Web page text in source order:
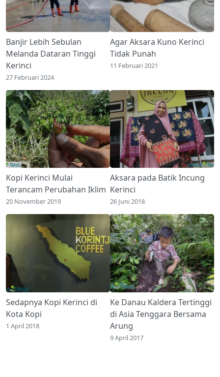
Banjir Lebih Sebulan
Melanda Dataran Tinggi
Kerinci
27 Februari 2024
Agar Aksara Kuno Kerinci
Tidak Punah
11 Februari 2021
Kopi Kerinci Mulai
Terancam Perubahan Iklim
20 November 2019
Aksara pada Batik Incung
Kerinci
26 Juni 2018
Sedapnya Kopi Kerinci di
Kota Kopi
1 April 2018
Ke Danau Kaldera Tertinggi
di Asia Tenggara Bersama
Arung
9 April 2017